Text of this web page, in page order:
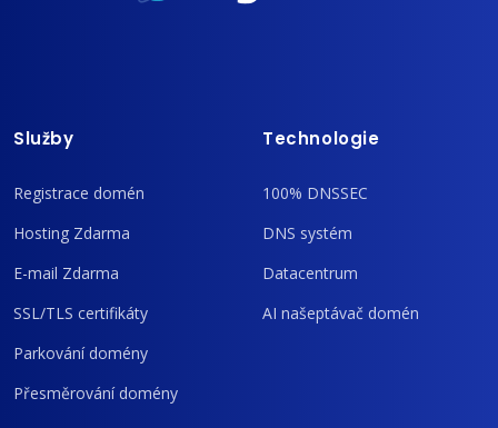
Služby
Registrace domén
Hosting Zdarma
E-mail Zdarma
SSL/TLS certifikáty
Parkování domény
Přesměrování domény
Technologie
100% DNSSEC
DNS systém
Datacentrum
AI našeptávač domén